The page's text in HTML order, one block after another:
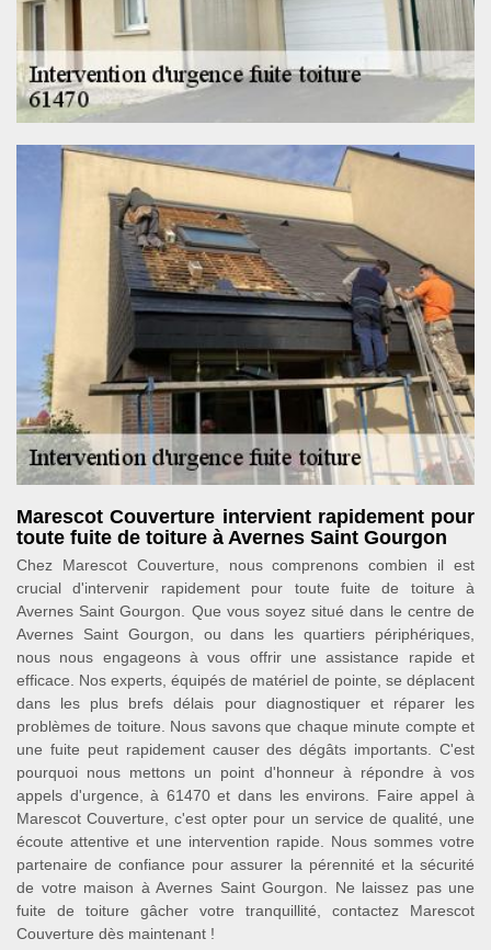
Marescot Couverture intervient rapidement pour
toute fuite de toiture à Avernes Saint Gourgon
Chez Marescot Couverture, nous comprenons combien il est
crucial d'intervenir rapidement pour toute fuite de toiture à
Avernes Saint Gourgon. Que vous soyez situé dans le centre de
Avernes Saint Gourgon, ou dans les quartiers périphériques,
nous nous engageons à vous offrir une assistance rapide et
efficace. Nos experts, équipés de matériel de pointe, se déplacent
dans les plus brefs délais pour diagnostiquer et réparer les
problèmes de toiture. Nous savons que chaque minute compte et
une fuite peut rapidement causer des dégâts importants. C'est
pourquoi nous mettons un point d'honneur à répondre à vos
appels d'urgence, à 61470 et dans les environs. Faire appel à
Marescot Couverture, c'est opter pour un service de qualité, une
écoute attentive et une intervention rapide. Nous sommes votre
partenaire de confiance pour assurer la pérennité et la sécurité
de votre maison à Avernes Saint Gourgon. Ne laissez pas une
fuite de toiture gâcher votre tranquillité, contactez Marescot
Couverture dès maintenant !